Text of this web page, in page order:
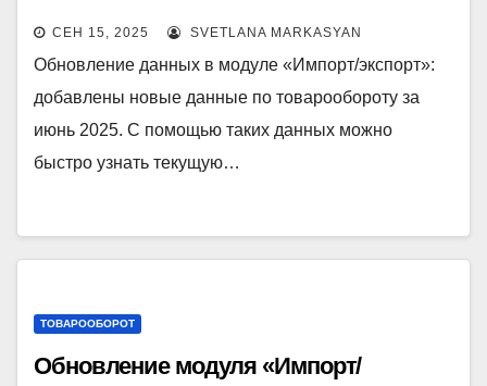
СЕН 15, 2025 SVETLANA MARKASYAN
Обновление данных в модуле «Импорт/экспорт»:
добавлены новые данные по товарообороту за
июнь 2025. С помощью таких данных можно
быстро узнать текущую…
ТОВАРООБОРОТ
Обновление модуля «Импорт/